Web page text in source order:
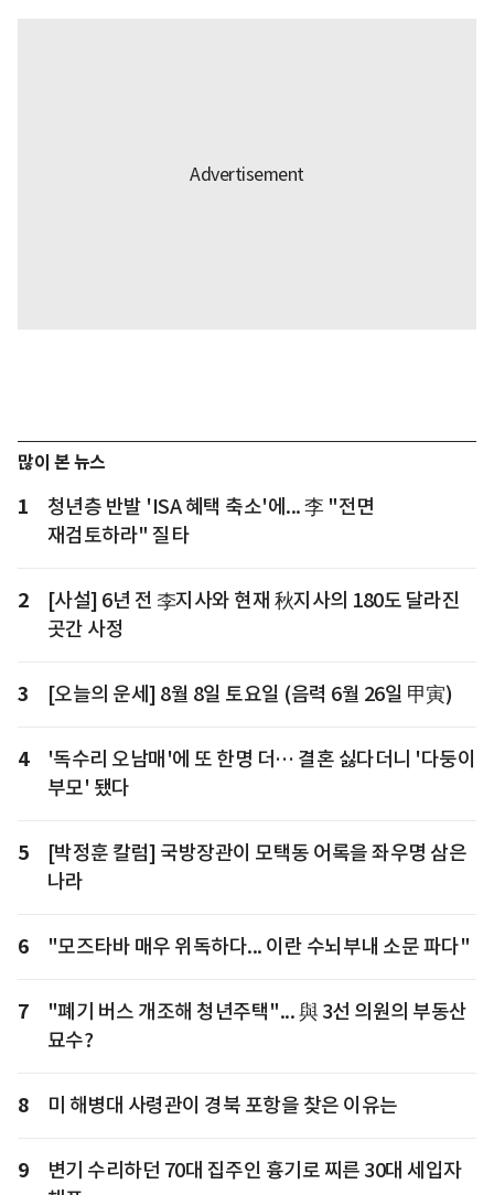
많이 본 뉴스
1
청년층 반발 'ISA 혜택 축소'에... 李 "전면
재검토하라" 질타
2
[사설] 6년 전 李지사와 현재 秋지사의 180도 달라진
곳간 사정
3 [오늘의 운세] 8월 8일 토요일 (음력 6월 26일 甲寅)
4
'독수리 오남매'에 또 한명 더… 결혼 싫다더니 '다둥이
부모' 됐다
5
[박정훈 칼럼] 국방장관이 모택동 어록을 좌우명 삼은
나라
6 "모즈타바 매우 위독하다... 이란 수뇌부내 소문 파다"
7
"폐기 버스 개조해 청년주택"... 與 3선 의원의 부동산
묘수?
8 미 해병대 사령관이 경북 포항을 찾은 이유는
9
변기 수리하던 70대 집주인 흉기로 찌른 30대 세입자